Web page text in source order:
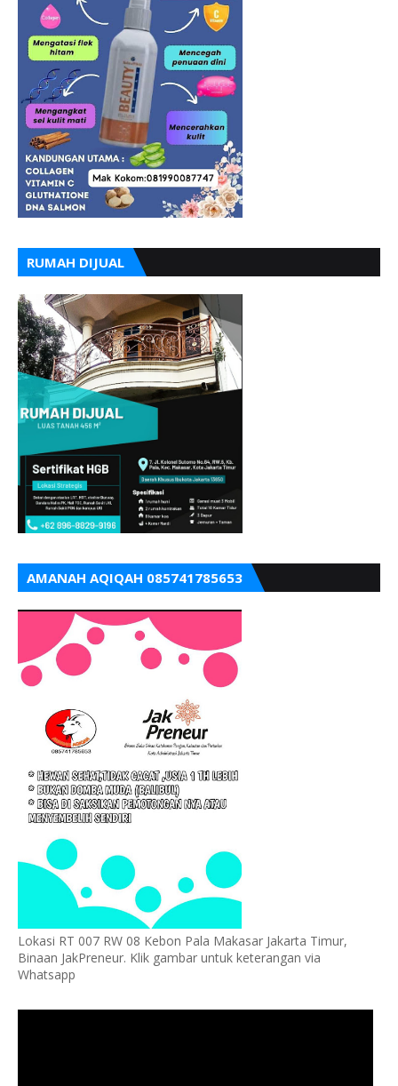
RUMAH DIJUAL
AMANAH AQIQAH 085741785653
Lokasi RT 007 RW 08 Kebon Pala Makasar Jakarta Timur,
Binaan JakPreneur. Klik gambar untuk keterangan via
Whatsapp